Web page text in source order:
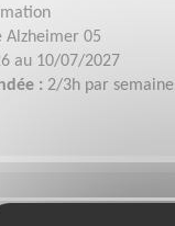
Alzheimer 05
au 10/07/2027
: 2/3h par semaine